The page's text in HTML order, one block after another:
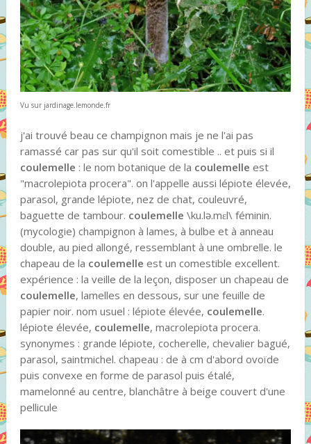
Vu sur jardinage.lemonde.fr
j'ai trouvé beau ce champignon mais je ne l'ai pas
ramassé car pas sur qu'il soit comestible .. et puis si il
coulemelle : le nom botanique de la coulemelle est
"macrolepiota procera". on l'appelle aussi lépiote élevée,
parasol, grande lépiote, nez de chat, couleuvré,
baguette de tambour. coulemelle \ku.lə.mɛl\ féminin.
(mycologie) champignon à lames, à bulbe et à anneau
double, au pied allongé, ressemblant à une ombrelle. le
chapeau de la coulemelle est un comestible excellent.
expérience : la veille de la leçon, disposer un chapeau de
coulemelle, lamelles en dessous, sur une feuille de
papier noir. nom usuel : lépiote élevée, coulemelle.
lépiote élevée, coulemelle, macrolepiota procera.
synonymes : grande lépiote, cocherelle, chevalier bagué,
parasol, saintmichel. chapeau : de à cm d'abord ovoïde
puis convexe en forme de parasol puis étalé,
mamelonné au centre, blanchâtre à beige couvert d'une
pellicule